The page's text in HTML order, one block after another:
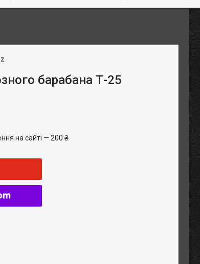
барабана Т-25
на сайті — 200 ₴